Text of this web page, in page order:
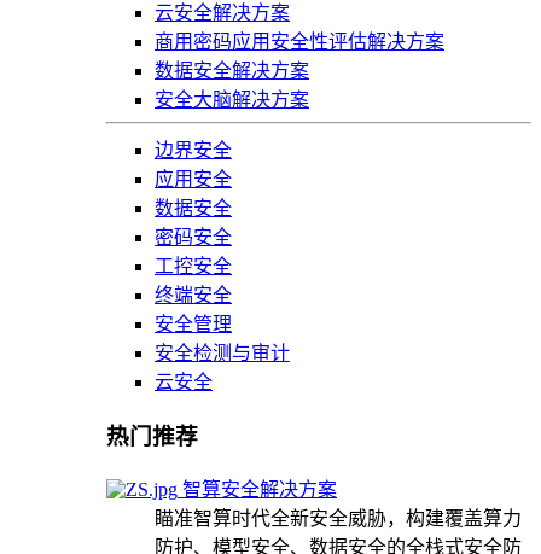
云安全解决方案
商用密码应用安全性评估解决方案
数据安全解决方案
安全大脑解决方案
边界安全
应用安全
数据安全
密码安全
工控安全
终端安全
安全管理
安全检测与审计
云安全
热门推荐
智算安全解决方案
瞄准智算时代全新安全威胁，构建覆盖算力
防护、模型安全、数据安全的全栈式安全防